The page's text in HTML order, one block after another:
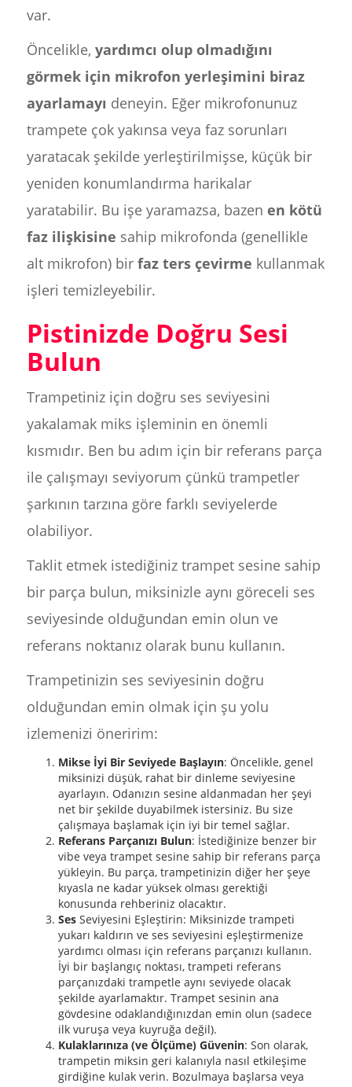
var.
Öncelikle, yardımcı olup olmadığını
görmek için mikrofon yerleşimini biraz
ayarlamayı deneyin. Eğer mikrofonunuz
trampete çok yakınsa veya faz sorunları
yaratacak şekilde yerleştirilmişse, küçük bir
yeniden konumlandırma harikalar
yaratabilir. Bu işe yaramazsa, bazen en kötü
faz ilişkisine sahip mikrofonda (genellikle
alt mikrofon) bir faz ters çevirme kullanmak
işleri temizleyebilir.
Pistinizde Doğru Sesi
Bulun
Trampetiniz için doğru ses seviyesini
yakalamak miks işleminin en önemli
kısmıdır. Ben bu adım için bir referans parça
ile çalışmayı seviyorum çünkü trampetler
şarkının tarzına göre farklı seviyelerde
olabiliyor.
Taklit etmek istediğiniz trampet sesine sahip
bir parça bulun, miksinizle aynı göreceli ses
seviyesinde olduğundan emin olun ve
referans noktanız olarak bunu kullanın.
Trampetinizin ses seviyesinin doğru
olduğundan emin olmak için şu yolu
izlemenizi öneririm:
Mikse İyi Bir Seviyede Başlayın: Öncelikle, genel
miksinizi düşük, rahat bir dinleme seviyesine
ayarlayın. Odanızın sesine aldanmadan her şeyi
net bir şekilde duyabilmek istersiniz. Bu size
çalışmaya başlamak için iyi bir temel sağlar.
Referans Parçanızı Bulun: İstediğinize benzer bir
vibe veya trampet sesine sahip bir referans parça
yükleyin. Bu parça, trampetinizin diğer her şeye
kıyasla ne kadar yüksek olması gerektiği
konusunda rehberiniz olacaktır.
SesSeviyesini Eşleştirin: Miksinizde trampeti
yukarı kaldırın ve ses seviyesini eşleştirmenize
yardımcı olması için referans parçanızı kullanın.
İyi bir başlangıç noktası, trampeti referans
parçanızdaki trampetle aynı seviyede olacak
şekilde ayarlamaktır. Trampet sesinin ana
gövdesine odaklandığınızdan emin olun (sadece
ilk vuruşa veya kuyruğa değil).
Kulaklarınıza (ve Ölçüme) Güvenin: Son olarak,
trampetin miksin geri kalanıyla nasıl etkileşime
girdiğine kulak verin. Bozulmaya başlarsa veya